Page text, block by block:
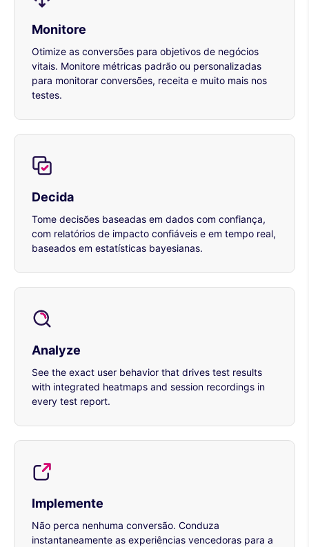
Monitore
Otimize as conversões para objetivos de negócios
vitais. Monitore métricas padrão ou personalizadas
para monitorar conversões, receita e muito mais nos
testes.
Decida
Tome decisões baseadas em dados com confiança,
com relatórios de impacto confiáveis e em tempo real,
baseados em estatísticas bayesianas.
Analyze
See the exact user behavior that drives test results
with integrated heatmaps and session recordings in
every test report.
Implemente
Não perca nenhuma conversão. Conduza
instantaneamente as experiências vencedoras para a